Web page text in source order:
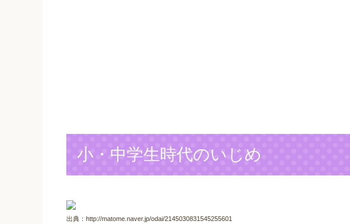
小・中学生時代のいじめ
出典：http://matome.naver.jp/odai/2145030831545255601